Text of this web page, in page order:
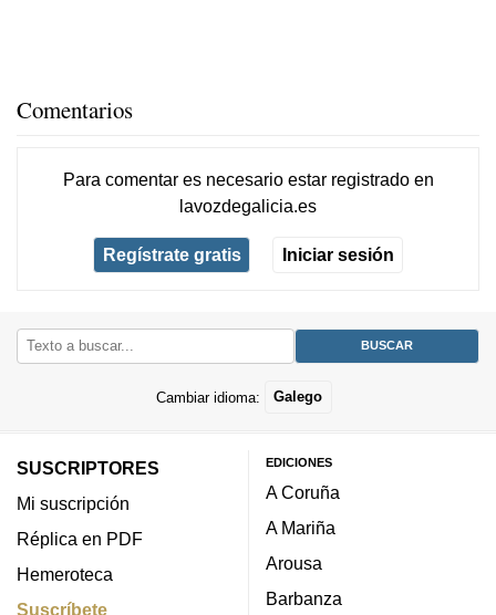
Comentarios
Para comentar es necesario estar registradoen
lavozdegalicia.es
Regístrate gratis Iniciar sesión
Cambiar idioma: Galego
SUSCRIPTORES
Mi suscripción
Réplica en PDF
Hemeroteca
Suscríbete
EDICIONES
A Coruña
A Mariña
Arousa
Barbanza